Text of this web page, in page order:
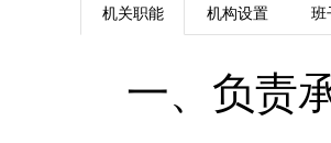
机关职能 机构设置 班
一、负责